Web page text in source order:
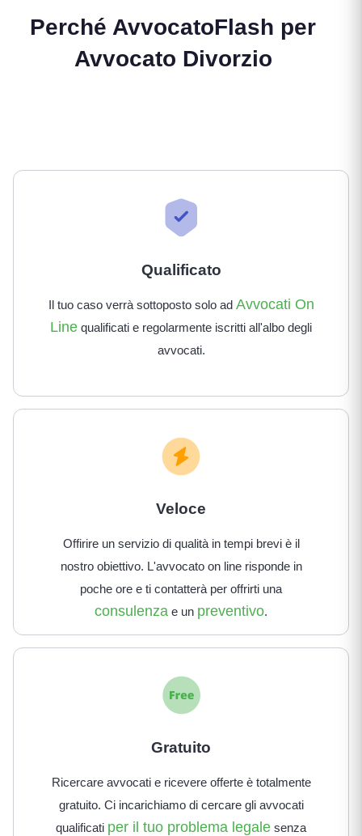
Perché AvvocatoFlash per
Avvocato Divorzio
Qualificato
Il tuo caso verrà sottoposto solo ad Avvocati On
Line qualificati e regolarmente iscritti all'albo degli
avvocati.
Veloce
Offirire un servizio di qualità in tempi brevi è il
nostro obiettivo. L'avvocato on line risponde in
poche ore e ti contatterà per offrirti una
consulenza e un preventivo.
Gratuito
Ricercare avvocati e ricevere offerte è totalmente
gratuito. Ci incarichiamo di cercare gli avvocati
qualificati per il tuo problema legale senza